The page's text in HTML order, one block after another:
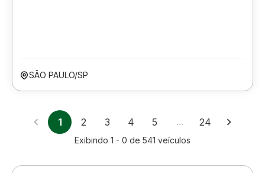
SÃO PAULO/SP
1 2 3 4 5 … 24
Exibindo 1 - 0 de 541 veículos